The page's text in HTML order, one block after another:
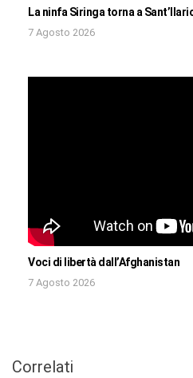
La ninfa Siringa torna a
7 Agosto 2026
Voci di libertà dall’Afghanistan
7 Agosto 2026
Correlati